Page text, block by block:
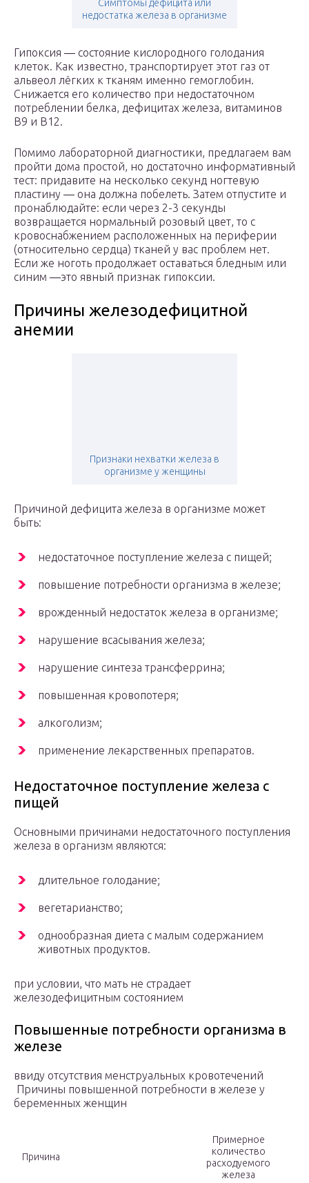
Симптомы дефицита или
недостатка железа в организме
Гипоксия ― состояние кислородного голодания
клеток. Как известно, транспортирует этот газ от
альвеол лёгких к тканям именно гемоглобин.
Снижается его количество при недостаточном
потреблении белка, дефицитах железа, витаминов
В9 и В12.
Помимо лабораторной диагностики, предлагаем вам
пройти дома простой, но достаточно информативный
тест: придавите на несколько секунд ногтевую
пластину ― она должна побелеть. Затем отпустите и
пронаблюдайте: если через 2-3 секунды
возвращается нормальный розовый цвет, то с
кровоснабжением расположенных на периферии
(относительно сердца) тканей у вас проблем нет.
Если же ноготь продолжает оставаться бледным или
синим ―это явный признак гипоксии.
Причины железодефицитной
анемии
Признаки нехватки железа в
организме у женщины
Причиной дефицита железа в организме может
быть:
недостаточное поступление железа с пищей;
повышение потребности организма в железе;
врожденный недостаток железа в организме;
нарушение всасывания железа;
нарушение синтеза трансферрина;
повышенная кровопотеря;
алкоголизм;
применение лекарственных препаратов.
Недостаточное поступление железа с
пищей
Основными причинами недостаточного поступления
железа в организм являются:
длительное голодание;
вегетарианство;
однообразная диета с малым содержанием
животных продуктов.
при условии, что мать не страдает
железодефицитным состоянием
Повышенные потребности организма в
железе
ввиду отсутствия менструальных кровотечений
Причины повышенной потребности в железе у
беременных женщин
Причина
Примерное
количество
расходуемого
железа